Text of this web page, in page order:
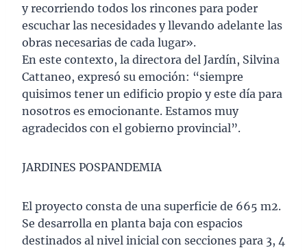
y recorriendo todos los rincones para poder
escuchar las necesidades y llevando adelante las
obras necesarias de cada lugar».
En este contexto, la directora del Jardín, Silvina
Cattaneo, expresó su emoción: “siempre
quisimos tener un edificio propio y este día para
nosotros es emocionante. Estamos muy
agradecidos con el gobierno provincial”.
JARDINES POSPANDEMIA
El proyecto consta de una superficie de 665 m2.
Se desarrolla en planta baja con espacios
destinados al nivel inicial con secciones para 3, 4